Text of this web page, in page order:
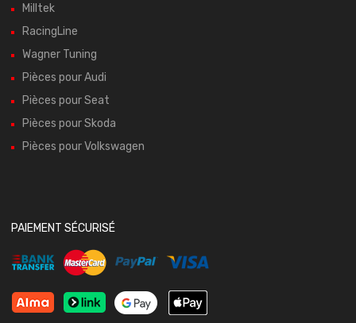
Milltek
RacingLine
Wagner Tuning
Pièces pour Audi
Pièces pour Seat
Pièces pour Skoda
Pièces pour Volkswagen
PAIEMENT SÉCURISÉ